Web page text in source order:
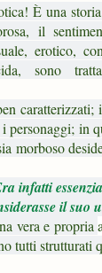
È una
il
erotico,
sono
in
morboso
infatti
il suo
vera e propria
tutti